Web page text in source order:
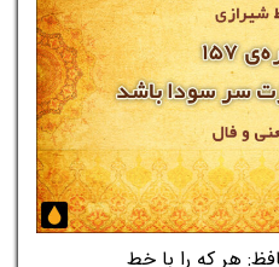
دیوان حافظ: هر که را با خط